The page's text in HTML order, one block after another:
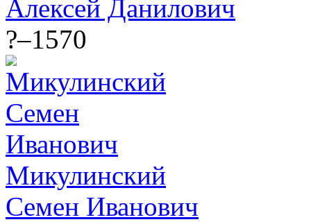
Алексей Данилович
?–1570
Микулинский
Семен Иванович